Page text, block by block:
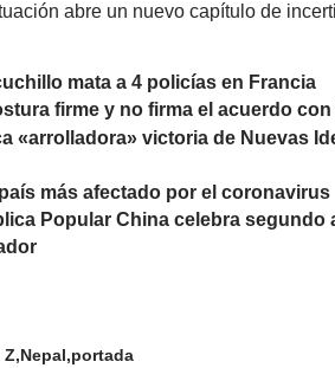
abre un nuevo capítulo de
mata a 4 policías en Francia
firme y no firma el acuerdo
«arrolladora» victoria de Nuevas
más afectado por el coronavirus
Popular China celebra
Z Nepal portada